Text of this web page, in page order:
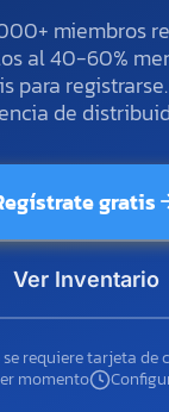
miembros
al 40-60%
para
de
gratis
Ver Inventario
se requiere tarjeta de
momento